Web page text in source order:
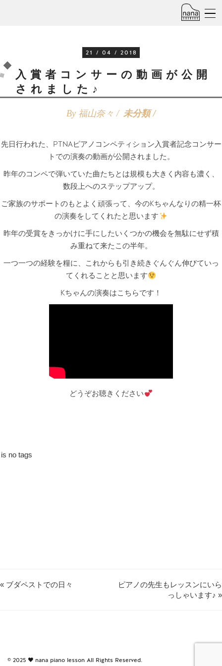
21 / 04 / 2018
入賞者コンサーの動画が公開
されました♪
By 福山奈々 / 未分類
先日行われた、PTNAピアノコンペティション入賞者記念コンサー
トでの演奏の動画が公開されました。
昨年のコンペで弾いていた曲たちとは規模も大きく内容も濃く、
数段上へのステップアップ。
ご家族のサポートのもとよく頑張って、今のKちゃんなりの精一杯
の演奏をしてくれたと思います
昨年の受賞をきっかけに手にしたいくつかの機会を無駄にせず積
み重ねて来たこの半年。
一つ一つの経験を糧に、これからも引き続きぐんぐん伸びていっ
てくれることと思います
Kちゃんの演奏はこちらです！
どうぞお聴きください
no tags
« ブダペストでの日々
ピアノの先生もレッスンにいら
っしゃいます♪ »
© 2025 nana piano lesson All Rights Reserved.